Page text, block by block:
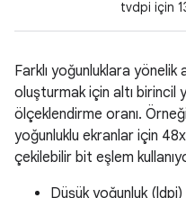
tvdpi için
Farklı yoğunluklara
oluşturmak için altı birincil
ölçeklendirme oranı.
yoğunluklu ekranlar için
çekilebilir bit eşlem
Düşük yoğunluk